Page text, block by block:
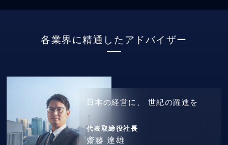
各業界に精通したアドバイザー
日本の経営に、 世紀の躍進を
代表取締役社長
齋藤 達雄